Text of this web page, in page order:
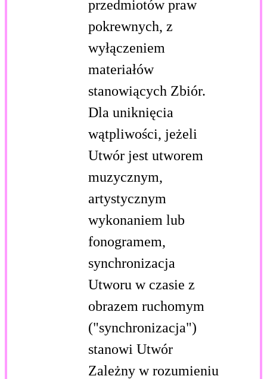
przedmiotów praw
pokrewnych, z
wyłączeniem
materiałów
stanowiących Zbiór.
Dla uniknięcia
wątpliwości, jeżeli
Utwór jest utworem
muzycznym,
artystycznym
wykonaniem lub
fonogramem,
synchronizacja
Utworu w czasie z
obrazem ruchomym
("synchronizacja")
stanowi Utwór
Zależny w rozumieniu